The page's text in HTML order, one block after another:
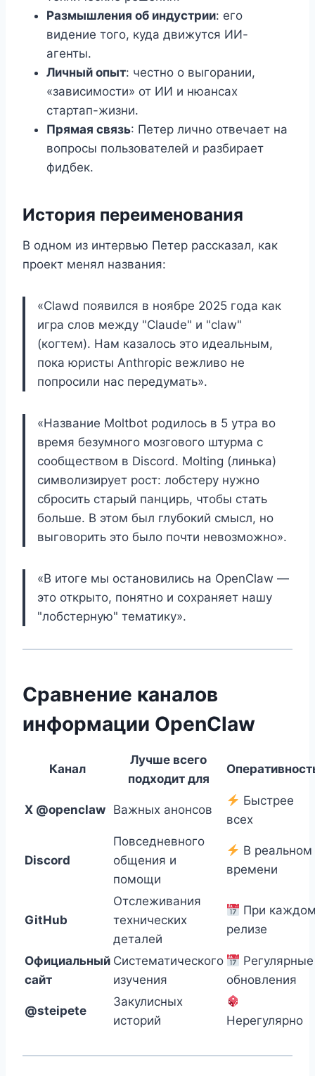
Размышления об индустрии: его
видение того, куда движутся ИИ-
агенты.
Личный опыт: честно о выгорании,
«зависимости» от ИИ и нюансах
стартап-жизни.
Прямая связь: Петер лично отвечает на
вопросы пользователей и разбирает
фидбек.
История переименования
В одном из интервью Петер рассказал, как
проект менял названия:
«Clawd появился в ноябре 2025 года как
игра слов между "Claude" и "claw"
(когтем). Нам казалось это идеальным,
пока юристы Anthropic вежливо не
попросили нас передумать».
«Название Moltbot родилось в 5 утра во
время безумного мозгового штурма с
сообществом в Discord. Molting (линька)
символизирует рост: лобстеру нужно
сбросить старый панцирь, чтобы стать
больше. В этом был глубокий смысл, но
выговорить это было почти невозможно».
«В итоге мы остановились на OpenClaw —
это открыто, понятно и сохраняет нашу
"лобстерную" тематику».
Сравнение каналов
информации OpenClaw
Канал
Лучше всего
подходит для
X @openclaw Важных анонсов
Быстрее
всех
Discord
Повседневного
общения и
помощи
В реальном
времени
GitHub
Отслеживания
технических
деталей
При
релизе
Официальный
сайт
Систематического
изучения
Регулярные
обновления
@steipete
Закулисных
историй
Нерегулярно